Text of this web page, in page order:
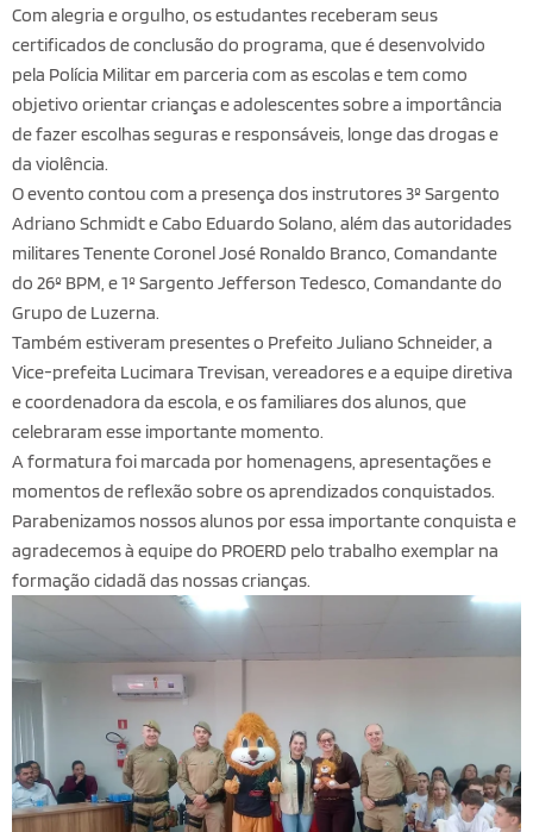
Com alegria e orgulho, os estudantes receberam seus
certificados de conclusão do programa, que é desenvolvido
pela Polícia Militar em parceria com as escolas e tem como
objetivo orientar crianças e adolescentes sobre a importância
de fazer escolhas seguras e responsáveis, longe das drogas e
da violência.
O evento contou com a presença dos instrutores 3º Sargento
Adriano Schmidt e Cabo Eduardo Solano, além das autoridades
militares Tenente Coronel José Ronaldo Branco, Comandante
do 26º BPM, e 1º Sargento Jefferson Tedesco, Comandante do
Grupo de Luzerna.
Também estiveram presentes o Prefeito Juliano Schneider, a
Vice-prefeita Lucimara Trevisan, vereadores e a equipe diretiva
e coordenadora da escola, e os familiares dos alunos, que
celebraram esse importante momento.
A formatura foi marcada por homenagens, apresentações e
momentos de reflexão sobre os aprendizados conquistados.
Parabenizamos nossos alunos por essa importante conquista e
agradecemos à equipe do PROERD pelo trabalho exemplar na
formação cidadã das nossas crianças.